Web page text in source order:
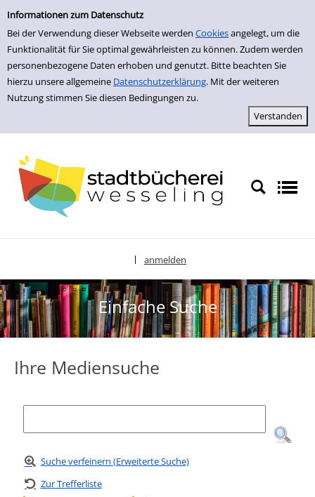
Informationen zum Datenschutz
Bei der Verwendung dieser Webseite werden Cookiesangelegt, um die
Funktionalität für Sie optimal gewährleisten zu können. Zudem werden
personenbezogene Daten erhoben und genutzt. Bitte beachten Sie
hierzu unsere allgemeine Datenschutzerklärung. Mit der weiteren
Nutzung stimmen Sie diesen Bedingungen zu.
zur Navigation springen
zum Inhalt springen
Zur Detailanzeige springen
anmelden
Einfache Suche
Ihre Mediensuche
Suche verfeinern (Erweiterte Suche)
Zur Trefferliste